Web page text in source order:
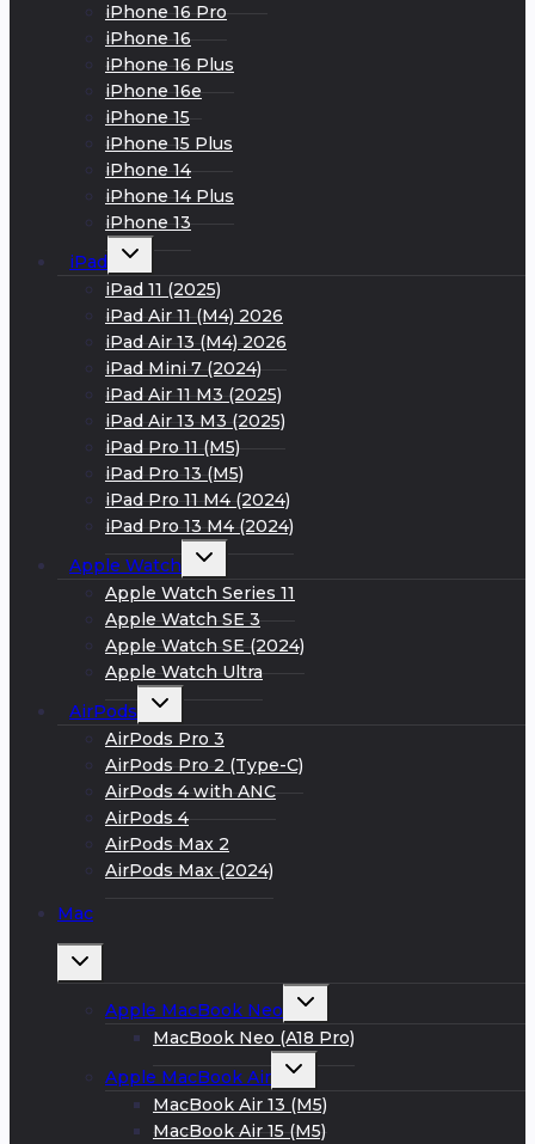
iPhone 16 Pro
iPhone 16
iPhone 16 Plus
iPhone 16e
iPhone 15
iPhone 15 Plus
iPhone 14
iPhone 14 Plus
iPhone 13
iPad
Развернуть
меню
iPad 11 (2025)
iPad Air 11 (M4) 2026
iPad Air 13 (M4) 2026
iPad Mini 7 (2024)
iPad Air 11 M3 (2025)
iPad Air 13 M3 (2025)
iPad Pro 11 (M5)
iPad Pro 13 (M5)
iPad Pro 11 M4 (2024)
iPad Pro 13 M4 (2024)
Apple Watch
Развернуть
меню
Apple Watch Series 11
Apple Watch SE 3
Apple Watch SE (2024)
Apple Watch Ultra
AirPods
Развернуть
меню
AirPods Pro 3
AirPods Pro 2 (Type-C)
AirPods 4 with ANC
AirPods 4
AirPods Max 2
AirPods Max (2024)
Mac
Развернуть
Apple MacBook Neo
Развернуть
меню
MacBook Neo (A18 Pro)
Apple MacBook Air
Развернуть
меню
MacBook Air 13 (M5)
MacBook Air 15 (M5)